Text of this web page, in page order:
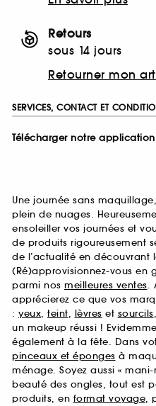
Retours
sous 14 jours
Retourner mon
SERVICES, CONTACT ET
Télécharger notre application
Une journée sans
plein de nuages.
ensoleiller vos journées et
de produits rigoureusement
de l’actualité en découvrant
(Ré)approvisionnez-vous en
parmi nos meilleures ventes.
apprécierez ce que vos
: yeux, teint, lèvres et sourcils
un makeup réussi !
également à la fête. Dans
pinceaux et éponges à
ménage. Soyez aussi «
beauté des ongles, tout est
produits, en format voyage,